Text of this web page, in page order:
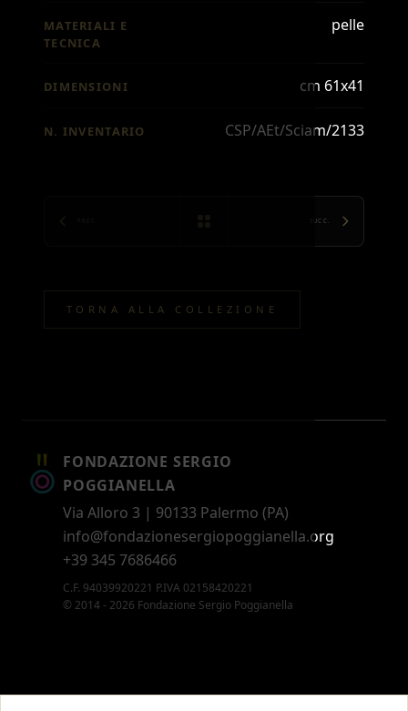
MATERIALI E
TECNICA
pelle
DIMENSIONI cm 61x41
N. INVENTARIO CSP/AEt/Sciam/2133
SUCC.
TORNA ALLA COLLEZIONE
FONDAZIONE SERGIO
POGGIANELLA
Via Alloro 3 | 90133 Palermo (PA)
info@fondazionesergiopoggianella.org
+39 345 7686466
C.F. 94039920221 P.IVA 02158420221
© 2014 - 2026 Fondazione Sergio Poggianella